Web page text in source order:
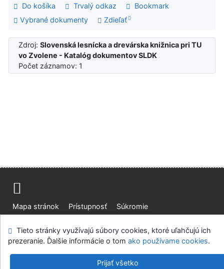
Do košíka Trvalý odkaz
Bookmark
Vybrané dokumenty
Zdieľať
Zdroj:Slovenská lesnícka a drevárska knižnica pri TU
vo Zvolene - Katalóg dokumentov SLDK
Počet záznamov: 1
Mapa stránok Prístupnosť
Súkromie
Slovenská lesnícka a drevárska knižnica pri Technickej
univerzite vo Zvolene
Tieto stránky využívajú súbory cookies, ktoré uľahčujú ich
prezeranie. Ďalšie informácie o tom ako používame cookies.
Prijať všetko